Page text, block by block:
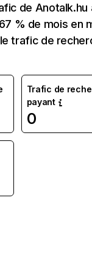
de Anotalk.hu
% de mois en
trafic de
Trafic de
payant
0